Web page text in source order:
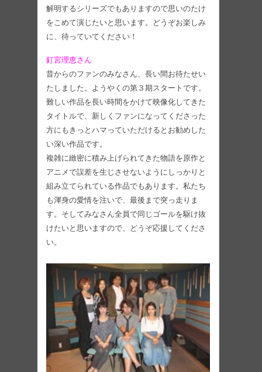
解明するシリーズでもありますので思いのたけ
をこめて演じたいと思います。どうぞお楽しみ
に、待っていてください！
釘宮理恵さん
昔からのファンのみなさん、長い間お待たせい
たしました。ようやくの第３期スタートです。
難しい作品を長い時間をかけて映像化してきた
タイトルで、新しくファンになってくださった
方にもきっとハマっていただけるとお勧めした
い深い作品です。
複雑に緻密に積み上げられてきた物語を原作と
アニメで誤差を生じさせないようにしっかりと
組み立てられている作品でもあります。私たち
も渾身の愛情を注いで、最後まで突っ走りま
す。そしてみなさん全員で同じゴールを駆け抜
けたいと思いますので、どうぞ応援してくださ
い。